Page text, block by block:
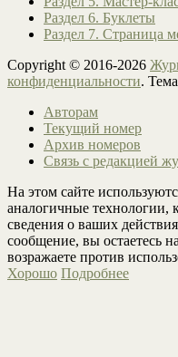
Раздел 6. Буклеты
Раздел 7. Страница
Copyright © 2016-2026
конфиденциальности.
Авторам
Текущий номер
Архив номеров
Связь с редакцией
На этом сайте
аналогичные технологии,
сведения о ваших
сообщение, вы остаетесь
возражаете против
Хорошо Подробнее